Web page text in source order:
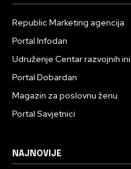
Republic Marketing agencija
Portal Infodan
Udruženje Centar razvojnih
Portal Dobardan
Magazin za poslovnu ženu
Portal Savjetnici
NAJNOVIJE